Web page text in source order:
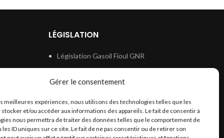
Gérer le consentement
meilleures expériences, nous utilisons des technologies telles que les
et/ou accéder aux informations des appareils. Le fait de consentir à
nous permettra de traiter des données telles que le comportement de
les ID uniques sur ce site. Le fait de ne pas consentir ou de retirer son
LÉGISLATION
Législation Gasoil Fioul GNR
Législation Eau
Législation Lubrifiant
Législation Phytosanitaire